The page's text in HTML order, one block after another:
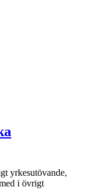
yrkesutövande,
i övrigt